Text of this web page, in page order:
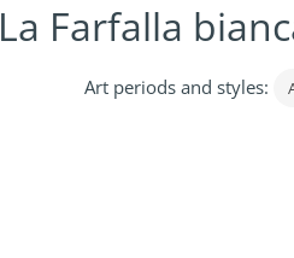
La Farfalla
Art periods and styles: